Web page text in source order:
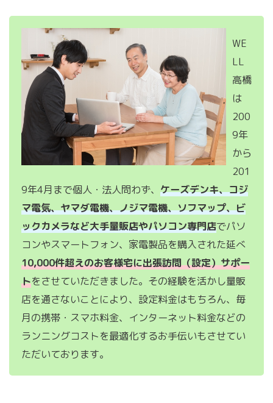
WE
LL
高橋
は
200
9年
から
201
9年4月まで個人・法人問わず、 ケーズデンキ、コジ
マ電気、ヤマダ電機、ノジマ電機、ソフマップ、ビ
ックカメラなど大手量販店やパソコン専門店でパソ
コンやスマートフォン、家電製品を購入された延べ
10,000件超えのお客様宅に出張訪問（設定）サポー
トをさせていただきました。その経験を活かし量販
店を通さないことにより、設定料金はもちろん、毎
月の携帯・スマホ料金、インターネット料金などの
ランニングコストを最適化するお手伝いもさせてい
ただいております。